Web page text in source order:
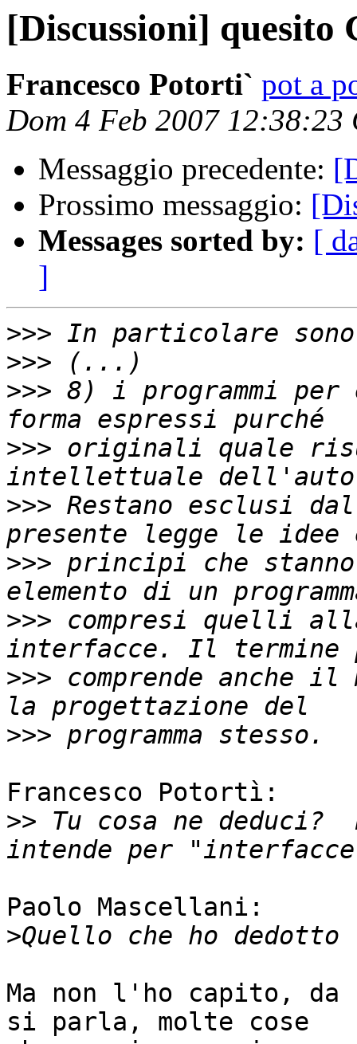
[Discussioni] quesito
Francesco Potorti` pot a
Dom 4 Feb 2007 12:38:23
Messaggio precedente:
Prossimo messaggio:
Messages sorted by: [
]
>>>
>>>
>>> 8) i programmi
>>> originali quale
>>> Restano esclusi
>>> principi che
>>> compresi quelli
>>> comprende anche
>>>
Francesco Potortì:
>> Tu cosa ne
Paolo Mascellani:
>
Ma non l'ho capito, da
si parla, molte cose